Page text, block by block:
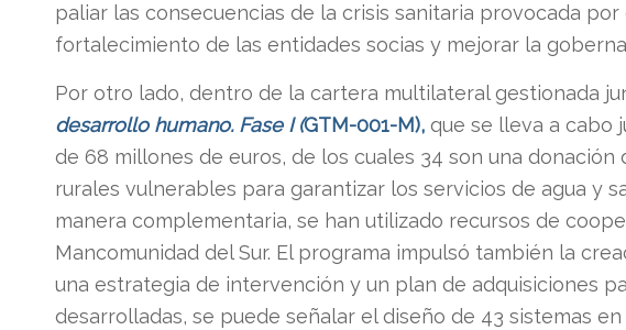
paliar las consecuencias de la crisis sanitaria provocada
fortalecimiento de las entidades socias y mejorar la
Por otro lado, dentro de la cartera multilateral gestionada
desarrollo humano. Fase I (GTM-001-M), que se lleva a cabo
de 68 millones de euros, de los cuales 34 son una
rurales vulnerables para garantizar los servicios de agua y
manera complementaria, se han utilizado recursos de
Mancomunidad del Sur. El programa impulsó también la
una estrategia de intervención y un plan de adquisiciones
desarrolladas, se puede señalar el diseño de 43 sistemas